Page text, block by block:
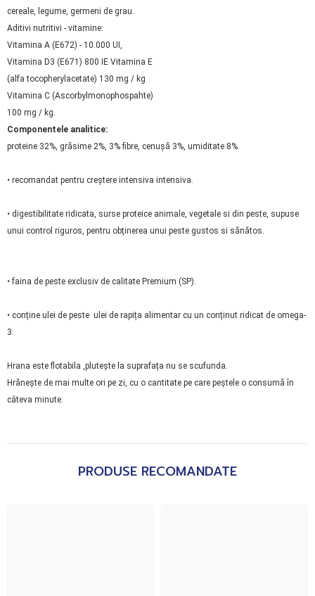
cereale, legume, germeni de grau.
Aditivi nutritivi - vitamine:
Vitamina A (E672) - 10.000 UI,
Vitamina D3 (E671) 800 IE Vitamina E
(alfa tocopherylacetate) 130 mg / kg
Vitamina C (Ascorbylmonophospahte)
100 mg / kg.
Componentele analitice:
proteine 32%, grăsime 2%, 3% fibre, cenușă 3%, umiditate 8%.
• recomandat pentru creștere intensiva intensiva.
• digestibilitate ridicata, surse proteice animale, vegetale si din peste, supuse
unui control riguros, pentru obținerea unui peste gustos si sănătos.
• faina de peste exclusiv de calitate Premium (SP).
• conține ulei de peste ulei de rapița alimentar cu un conținut ridicat de omega-
3.
Hrana este flotabila ,plutește la suprafața nu se scufunda.
Hrănește de mai multe ori pe zi, cu o cantitate pe care peștele o consumă în
câteva minute.
PRODUSE RECOMANDATE